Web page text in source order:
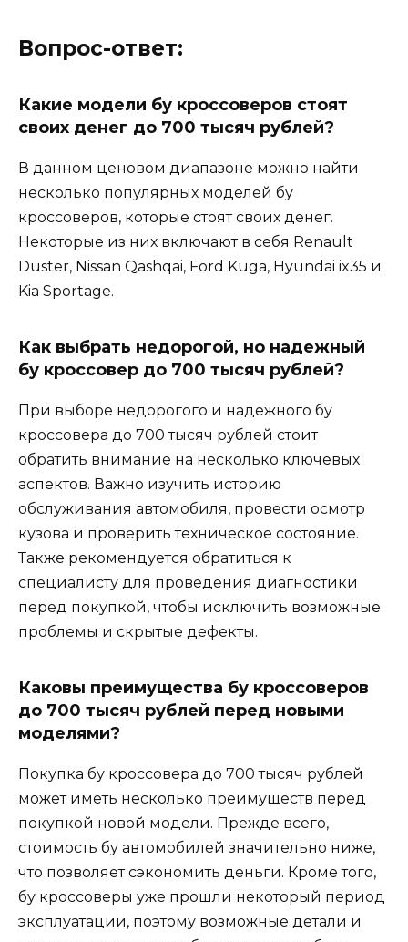
Вопрос-ответ:
Какие модели бу кроссоверов стоят
своих денег до 700 тысяч рублей?
В данном ценовом диапазоне можно найти
несколько популярных моделей бу
кроссоверов, которые стоят своих денег.
Некоторые из них включают в себя Renault
Duster, Nissan Qashqai, Ford Kuga, Hyundai ix35 и
Kia Sportage.
Как выбрать недорогой, но надежный
бу кроссовер до 700 тысяч рублей?
При выборе недорогого и надежного бу
кроссовера до 700 тысяч рублей стоит
обратить внимание на несколько ключевых
аспектов. Важно изучить историю
обслуживания автомобиля, провести осмотр
кузова и проверить техническое состояние.
Также рекомендуется обратиться к
специалисту для проведения диагностики
перед покупкой, чтобы исключить возможные
проблемы и скрытые дефекты.
Каковы преимущества бу кроссоверов
до 700 тысяч рублей перед новыми
моделями?
Покупка бу кроссовера до 700 тысяч рублей
может иметь несколько преимуществ перед
покупкой новой модели. Прежде всего,
стоимость бу автомобилей значительно ниже,
что позволяет сэкономить деньги. Кроме того,
бу кроссоверы уже прошли некоторый период
эксплуатации, поэтому возможные детали и